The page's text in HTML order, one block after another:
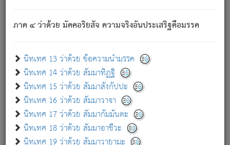
ภาค ๔ ว่าด้วย มัคคอริยสัจ ความจริงอันประเสริฐคือมรรค
นิทเทศ 13 ว่าด้วย ข้อความนำมรรค
นิทเทศ 14 ว่าด้วย สัมมาทิฏฐิ
นิทเทศ 15 ว่าด้วย สัมมาสังกัปปะ
นิทเทศ 16 ว่าด้วย สัมมาวาจา
นิทเทศ 17 ว่าด้วย สัมมากัมมันตะ
นิทเทศ 18 ว่าด้วย สัมมาอาชีวะ
นิทเทศ 19 ว่าด้วย สัมมาวายามะ
เกี่ยวกับธรรมโฆษณ์ออนไลน์ (Disclaimer)
แม้ระบบ "ธรรมโฆษณ์ออนไลน์" พยายามปรับปรุงข้อมูลให้ถูกต้องมากที่สุด
ผู้ศึกษาก็พึงตรวจสอบกับตัวเล่มหนังสือต้นฉบับ ที่มีการพิมพ์ครั้งล่าสุด
ก่อนนำข้อมูลไปใช้ในการอ้างอิง"
เกี่ยวกับอัตถจารี|เกี่ยวกับการพัฒนา|แจ้งข้อผิดพลาด / แนะนำ